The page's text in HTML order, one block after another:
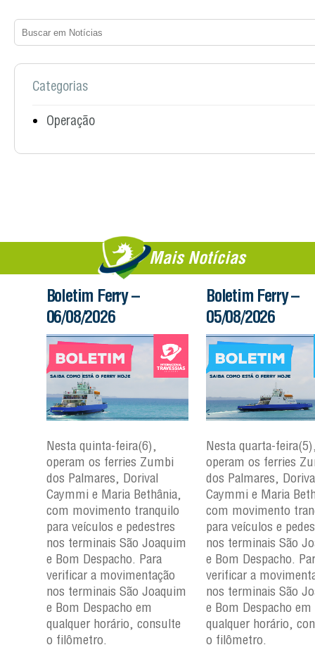
Categorias
Operação
Mais Notícias
Boletim Ferry –
06/08/2026
Nesta quinta-feira(6),
operam os ferries Zumbi
dos Palmares, Dorival
Caymmi e Maria Bethânia,
com movimento tranquilo
para veículos e pedestres
nos terminais São Joaquim
e Bom Despacho. Para
verificar a movimentação
nos terminais São Joaquim
e Bom Despacho em
qualquer horário, consulte
o filômetro.
Boletim Ferry –
05/08/2026
Nesta quarta-
operam os ferries
dos Palmares,
Caymmi e Maria
com movimento
para veículos e
nos terminais São
e Bom Despacho.
verificar a
nos terminais São
e Bom Despacho em
qualquer horário,
o filômetro.